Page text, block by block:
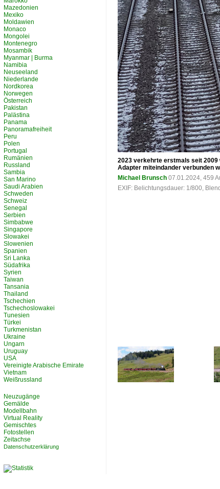
2023 verkehrte erstmals seit 2009
Adapter miteindander verbunden
Michael Brunsch 07.01.2024, 459
EXIF: Belichtungsdauer: 1/800,
Mazedonien
Mexiko
Moldawien
Monaco
Mongolei
Montenegro
Mosambik
Myanmar | Burma
Namibia
Neuseeland
Niederlande
Nordkorea
Norwegen
Österreich
Pakistan
Palästina
Panama
Panoramafreiheit
Peru
Polen
Portugal
Rumänien
Russland
Sambia
San Marino
Saudi Arabien
Schweden
Schweiz
Senegal
Serbien
Simbabwe
Singapore
Slowakei
Slowenien
Spanien
Sri Lanka
Südafrika
Syrien
Taiwan
Tansania
Thailand
Tschechien
Tschechoslowakei
Tunesien
Türkei
Turkmenistan
Ukraine
Ungarn
Uruguay
USA
Vereinigte Arabische Emirate
Vietnam
Weißrussland
Neuzugänge
Gemälde
Modellbahn
Virtual Reality
Gemischtes
Fotostellen
Zeitachse
Datenschutzerklärung